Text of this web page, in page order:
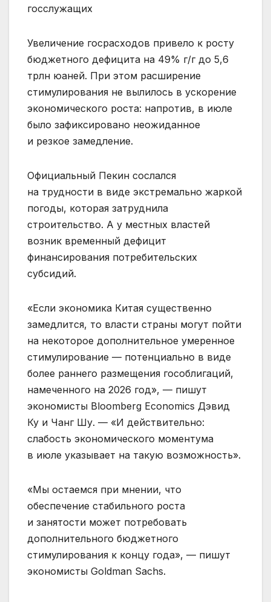
госслужащих
Увеличение госрасходов привело к росту
бюджетного дефицита на 49% г/г до 5,6
трлн юаней. При этом расширение
стимулирования не вылилось в ускорение
экономического роста: напротив, в июле
было зафиксировано неожиданное
и резкое замедление.
Официальный Пекин сослался
на трудности в виде экстремально жаркой
погоды, которая затруднила
строительство. А у местных властей
возник временный дефицит
финансирования потребительских
субсидий.
«Если экономика Китая существенно
замедлится, то власти страны могут пойти
на некоторое дополнительное умеренное
стимулирование — потенциально в виде
более раннего размещения гособлигаций,
намеченного на 2026 год», — пишут
экономисты Bloomberg Economics Дэвид
Ку и Чанг Шу. — «И действительно:
слабость экономического моментума
в июле указывает на такую возможность».
«Мы остаемся при мнении, что
обеспечение стабильного роста
и занятости может потребовать
дополнительного бюджетного
стимулирования к концу года», — пишут
экономисты Goldman Sachs.